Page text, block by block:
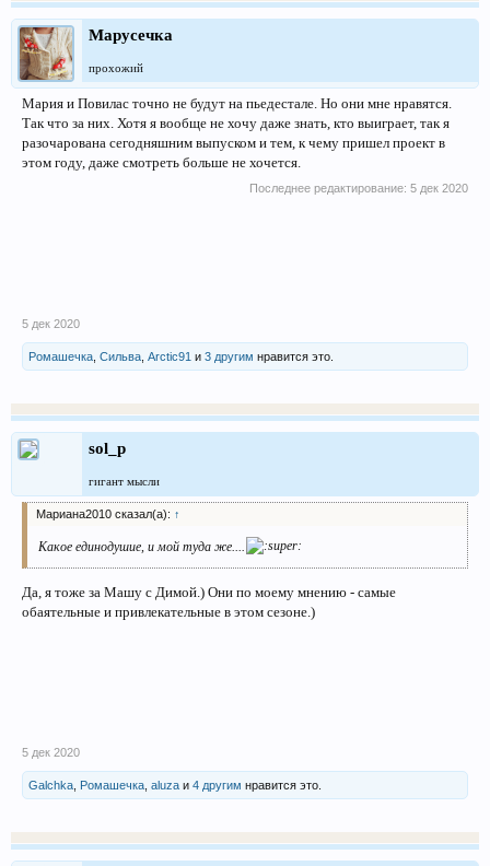
Марусечка
прохожий
Мария и Повилас точно не будут на пьедестале. Но они мне нравятся.
Так что за них. Хотя я вообще не хочу даже знать, кто выиграет, так я
разочарована сегодняшним выпуском и тем, к чему пришел проект в
этом году, даже смотреть больше не хочется.
Последнее редактирование: 5 дек 2020
5 дек 2020
Ромашечка Сильва Arctic91 и 3 другим нравится это.
sol_p
гигант мысли
Мариана2010 сказал(а): ↑
Какое единодушие, и мой туда же....
Да, я тоже за Машу с Димой.) Они по моему мнению - самые
обаятельные и привлекательные в этом сезоне.)
5 дек 2020
Galchka Ромашечка aluza и 4 другим нравится это.